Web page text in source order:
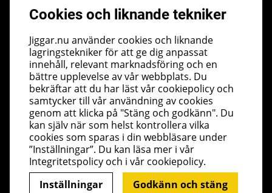
Lördag - kl 10.00 - 14.00
Nyhetsbrev
I vårt nyhetsbrev får du ta del av nyheter och
erbjudanden före alla andra. Registrera dig här nedan.
Skicka
Cookies och liknande tekniker
Jiggar.nu använder cookies och liknande
lagringstekniker för att ge dig anpassat
innehåll, relevant marknadsföring och en
bättre upplevelse av vår webbplats. Du
bekräftar att du har läst vår cookiepolicy och
samtycker till vår användning av cookies
genom att klicka på "Stäng och godkänn". Du
kan själv när som helst kontrollera vilka
cookies som sparas i din webbläsare under
”Inställningar”. Du kan läsa mer i vår
Integritetspolicy och i vår cookiepolicy.
Inställningar
Godkänn och stäng